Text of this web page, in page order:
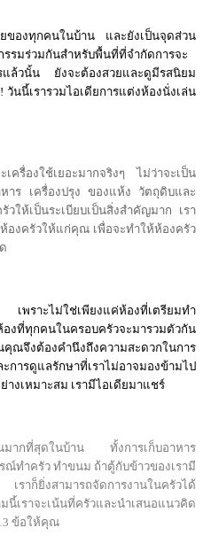
ของทุกคนในบ้าน และยังเป็นจุดส่วน
รมร่วมกันสำหรับพื้นที่ที่จำกัดการจะ
แล้วนั้น ยังจะต้องสวยและดูมีรสนิยม
นนี้เรารวมไอเดียการแต่งห้องนั่งเล่น
ครื่องใช้เยอะมากจริงๆ ไม่ว่าจะเป็น
าร เครื่องปรุง ของแห้ง วัตถุดิบและ
ให้เป็นระเบียบเป็นสิ่งสำคัญมาก เรา
องครัวให้แก่คุณ เพื่อจะทำให้ห้องครัว
พราะไม่ใช่เพียงแค่ห้องที่เตรียมทำ
งที่ทุกคนในครอบครัวจะมารวมตัวกัน
คุณจึงต้องคำนึงถึงความสะดวกในการ
ารดูแลรักษาที่เราไม่อาจมองข้ามไป
งเหมาะสม เรามีไอเดียมาแชร์
มากที่สุดในบ้าน ทั้งการเก็บอาหาร
ณ์ทำครัว ทำขนม ถ้าตู้กับข้าวของเรามี
ราก็ยิ่งสามารถจัดการงานในครัวได้
ราจะเน้นที่ครัวและนำเสนอแนวคิด
ข้อให้คุณ